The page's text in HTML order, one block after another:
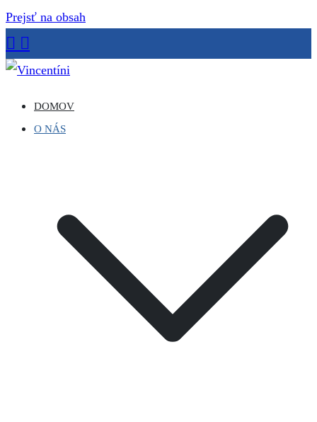
Prejsť na obsah
Vincentíni
Misijná spoločnosť sv. Vincenta de Paul
DOMOV
O NÁS